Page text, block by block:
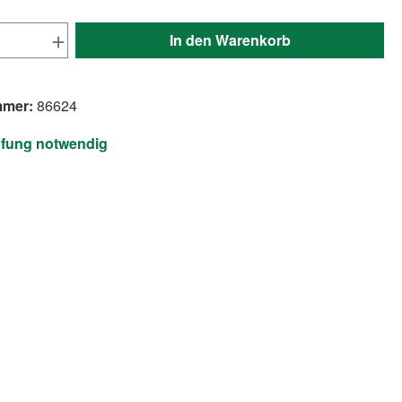
Gib den gewünschten Wert ein
In den Warenkorb
86624
notwendig